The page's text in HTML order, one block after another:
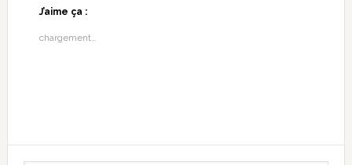
J’aime ça :
chargement…